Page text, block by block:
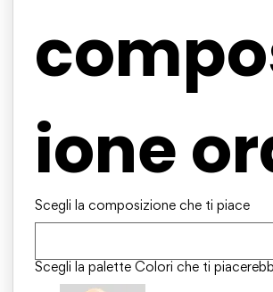
ione
Scegli la composizione che ti piace
Scegli la palette Colori che ti